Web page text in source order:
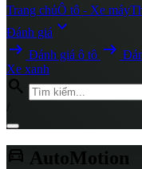
Trang chủÔ tô - Xe máy
Đánh giá expand_more
arrow_right_alt Đánh giá ô tô arrow_right_alt
Xe xanh
search
directions_car AutoMotion